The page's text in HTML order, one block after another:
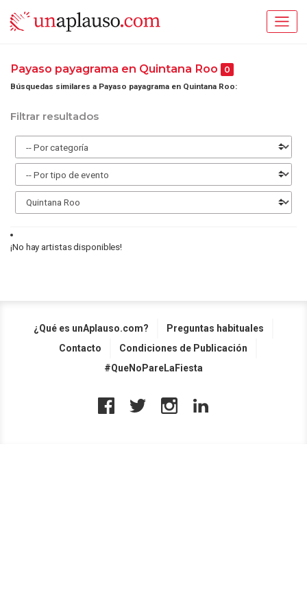
Payaso payagrama en Quintana Roo 0
Búsquedas similares a Payaso payagrama en Quintana Roo:
Filtrar resultados
¡No hay artistas disponibles!
¿Qué es unAplauso.com?
Preguntas habituales
Contacto
Condiciones de Publicación
#QueNoPareLaFiesta